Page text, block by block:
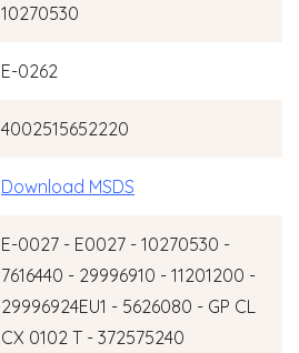
10270530
E-0262
4002515652220
Download MSDS
E-0027 - E0027 - 10270530 -
7616440 - 29996910 - 11201200 -
29996924EU1 - 5626080 - GP CL
CX 0102 T - 372575240